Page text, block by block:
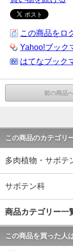
この商品をロ
Yahoo!ブック
はてなブック
前の商品
この商品のカテゴリ
多肉植物・サボテ
サボテン科
商品カテゴリー一
この商品を買った人